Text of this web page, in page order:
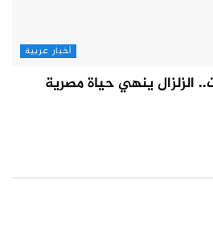
أخبار عربية
الزلزال ينهي حياة مصرية